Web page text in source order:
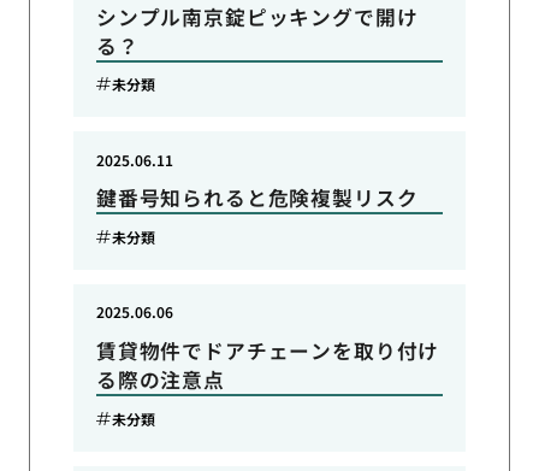
シンプル南京錠ピッキングで開け
る？
未分類
鍵番号知られると危険複製リスク
2025.06.11
未分類
賃貸物件でドアチェーンを取り付け
る際の注意点
2025.06.06
未分類